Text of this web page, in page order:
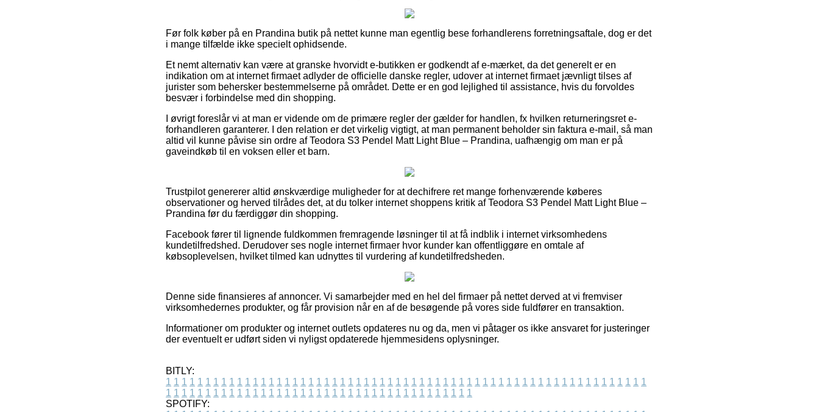
Før folk køber på en Prandina butik på nettet kunne man egentlig bese forhandlerens forretningsaftale, dog er det
i mange tilfælde ikke specielt ophidsende.
Et nemt alternativ kan være at granske hvorvidt e-butikken er godkendt af e-mærket, da det generelt er en
indikation om at internet firmaet adlyder de officielle danske regler, udover at internet firmaet jævnligt tilses af
jurister som behersker bestemmelserne på området. Dette er en god lejlighed til assistance, hvis du forvoldes
besvær i forbindelse med din shopping.
I øvrigt foreslår vi at man er vidende om de primære regler der gælder for handlen, fx hvilken returneringsret e-
forhandleren garanterer. I den relation er det virkelig vigtigt, at man permanent beholder sin faktura e-mail, så man
altid vil kunne påvise sin ordre af Teodora S3 Pendel Matt Light Blue – Prandina, uafhængig om man er på
gaveindkøb til en voksen eller et barn.
Trustpilot genererer altid ønskværdige muligheder for at dechifrere ret mange forhenværende køberes
observationer og herved tilrådes det, at du tolker internet shoppens kritik af Teodora S3 Pendel Matt Light Blue –
Prandina før du færdiggør din shopping.
Facebook fører til lignende fuldkommen fremragende løsninger til at få indblik i internet virksomhedens
kundetilfredshed. Derudover ses nogle internet firmaer hvor kunder kan offentliggøre en omtale af
købsoplevelsen, hvilket tilmed kan udnyttes til vurdering af kundetilfredsheden.
Denne side finansieres af annoncer. Vi samarbejder med en hel del firmaer på nettet derved at vi fremviser
virksomhedernes produkter, og får provision når en af de besøgende på vores side fuldfører en transaktion.
Informationer om produkter og internet outlets opdateres nu og da, men vi påtager os ikke ansvaret for justeringer
der eventuelt er udført siden vi nyligst opdaterede hjemmesidens oplysninger.
BITLY:
1 1 1 1 1 1 1 1 1 1 1 1 1 1 1 1 1 1 1 1 1 1 1 1 1 1 1 1 1 1 1 1 1 1 1 1 1 1 1 1 1 1 1 1 1 1 1 1 1 1 1 1 1 1 1 1 1 1 1 1 1
1 1 1 1 1 1 1 1 1 1 1 1 1 1 1 1 1 1 1 1 1 1 1 1 1 1 1 1 1 1 1 1 1 1 1 1 1 1 1
SPOTIFY: